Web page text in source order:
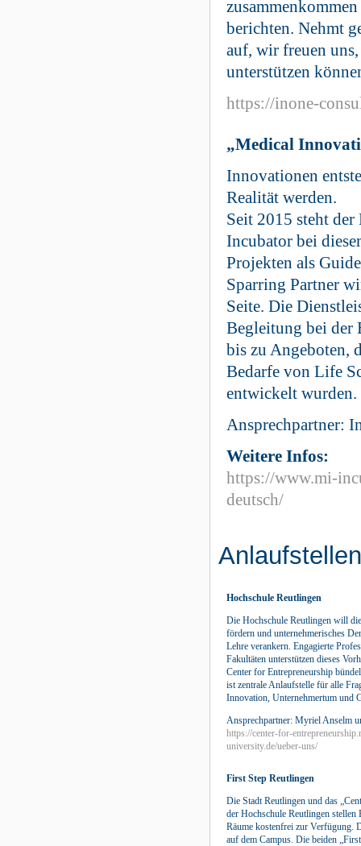
berichten. Nehmt
auf, wir freuen
unterstützen
https://inone-
„Medical
Innovationen
Realität werden.
Seit 2015 steht
Incubator bei
Projekten als
Sparring Partner
Seite. Die
Begleitung bei der
bis zu Angeboten,
Bedarfe von Life
entwickelt wurden.
Ansprechpartner:
Weitere Infos:
https://www.mi-
deutsch/
Hochschule Reutlingen
Die Hochschule Reutlingen will
fördern und unternehmerisches
Lehre verankern. Engagierte
Fakultäten unterstützen dieses
Center for Entrepreneurship
ist zentrale Anlaufstelle für alle
Innovation, Unternehmertum und
Ansprechpartner: MyrielAnselm
https://center-for-
university.de/ueber-uns/
First Step Reutlingen
Die Stadt Reutlingen und das
der Hochschule Reutlingen stellen
Räume kostenfrei zur Verfügung.
auf dem Campus. Die beiden